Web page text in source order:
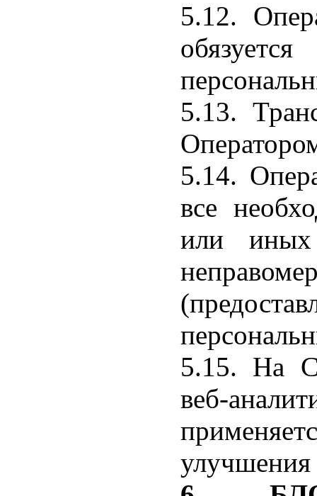
5.12.
5.13.
5.14.
все
или иных
5.15. На
веб-
улучшения